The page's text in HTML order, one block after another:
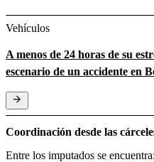
Vehículos
A menos de 24 horas de su
escenario de un accidente en
Coordinación desde las
Entre los imputados se encuentra: